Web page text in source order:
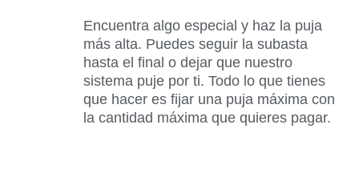
Encuentra algo especial y haz la puja
más alta. Puedes seguir la subasta
hasta el final o dejar que nuestro
sistema puje por ti. Todo lo que tienes
que hacer es fijar una puja máxima con
la cantidad máxima que quieres pagar.